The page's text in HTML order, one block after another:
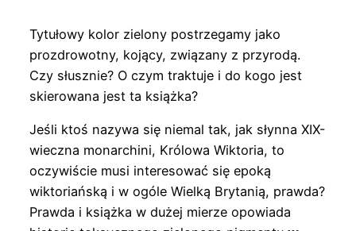
Tytułowy kolor zielony postrzegamy jako
prozdrowotny, kojący, związany z przyrodą.
Czy słusznie? O czym traktuje i do kogo jest
skierowana jest ta książka?
Jeśli ktoś nazywa się niemal tak, jak słynna XIX-
wieczna monarchini, Królowa Wiktoria, to
oczywiście musi interesować się epoką
wiktoriańską i w ogóle Wielką Brytanią, prawda?
Prawda i książka w dużej mierze opowiada